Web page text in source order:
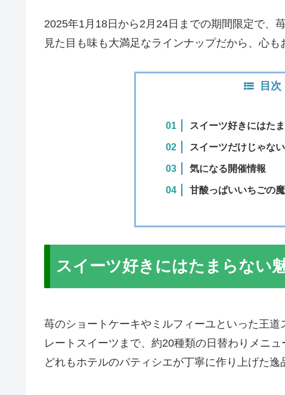
2025年1月18日から2月24日までの期間限定で、
見た目も味も大満足なラインナップだから、心も
目次
スイーツ好きにはた
スイーツだけじゃな
気になる開催情報
甘酸っぱいいちごの
スイーツ好きにはたまらない
苺のショートケーキやミルフィーユといった王
レートスイーツまで、約20種類の日替わりメニュ
どれもホテルのパティシエが丁寧に作り上げた逸